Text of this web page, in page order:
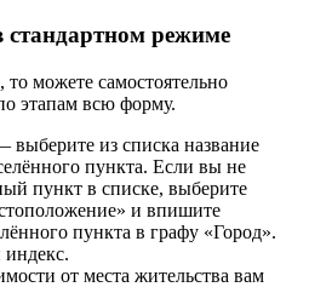
стандартном режиме
можете самостоятельно
этапам всю форму.
выберите из списка название
пункта. Если вы не
пункт в списке, выберите
и впишите
пункта в графу «Город».
от места жительства вам